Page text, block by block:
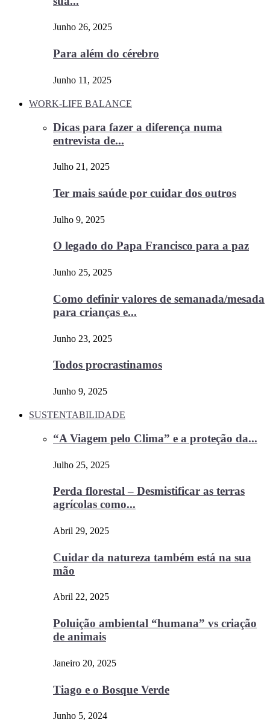
Junho 26, 2025
Para além do cérebro
Junho 11, 2025
WORK-LIFE BALANCE
Dicas para fazer a diferença numa
entrevista de...
Julho 21, 2025
Ter mais saúde por cuidar dos outros
Julho 9, 2025
O legado do Papa Francisco para a paz
Junho 25, 2025
Como definir valores de semanada/mesada
para crianças e...
Junho 23, 2025
Todos procrastinamos
Junho 9, 2025
SUSTENTABILIDADE
“A Viagem pelo Clima” e a proteção da...
Julho 25, 2025
Perda florestal – Desmistificar as terras
agrícolas como...
Abril 29, 2025
Cuidar da natureza também está na sua
mão
Abril 22, 2025
Poluição ambiental “humana” vs criação
de animais
Janeiro 20, 2025
Tiago e o Bosque Verde
Junho 5, 2024